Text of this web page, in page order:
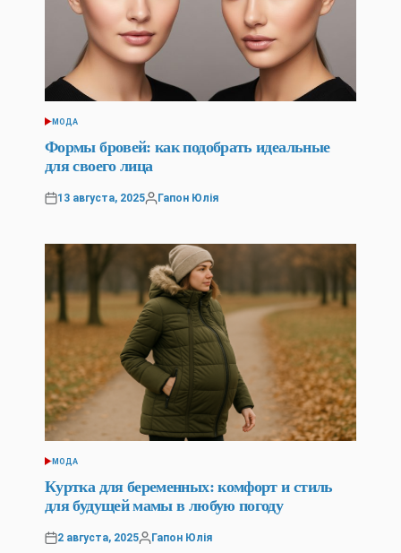
POSTED
IN
МОДА
Формы бровей: как подобрать идеальные
для своего лица
Posted
13 августа, 2025
Posted
Гапон Юлія
POSTED
IN
МОДА
Куртка для беременных: комфорт и стиль
для будущей мамы в любую погоду
Posted
2 августа, 2025
Posted
Гапон Юлія